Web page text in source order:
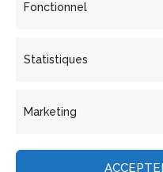
Fonctionnel
Statistiques
Marketing
75700 PARIS SP 07